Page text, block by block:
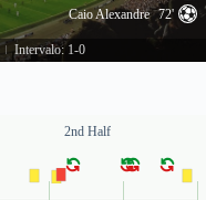
Caio Alexandre 72'
Intervalo: 1-0
2nd Half